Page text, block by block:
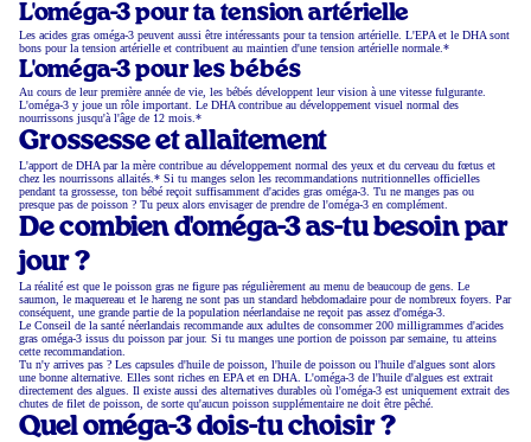
L'oméga-3 pour ta tension artérielle
Les acides gras oméga-3 peuvent aussi être intéressants pour ta tension artérielle. L'EPA et le DHA sont
bons pour la tension artérielle et contribuent au maintien d'une tension artérielle normale.*
L'oméga-3 pour les bébés
Au cours de leur première année de vie, les bébés développent leur vision à une vitesse fulgurante.
L'oméga-3 y joue un rôle important. Le DHA contribue au développement visuel normal des
nourrissons jusqu'à l'âge de 12 mois.*
Grossesse et allaitement
L'apport de DHA par la mère contribue au développement normal des yeux et du cerveau du fœtus et
chez les nourrissons allaités.* Si tu manges selon les recommandations nutritionnelles officielles
pendant ta grossesse, ton bébé reçoit suffisamment d'acides gras oméga-3. Tu ne manges pas ou
presque pas de poisson ? Tu peux alors envisager de prendre de l'oméga-3 en complément.
De combien d'oméga-3 as-tu besoin par
jour ?
La réalité est que le poisson gras ne figure pas régulièrement au menu de beaucoup de gens. Le
saumon, le maquereau et le hareng ne sont pas un standard hebdomadaire pour de nombreux foyers. Par
conséquent, une grande partie de la population néerlandaise ne reçoit pas assez d'oméga-3.
Le Conseil de la santé néerlandais recommande aux adultes de consommer 200 milligrammes d'acides
gras oméga-3 issus du poisson par jour. Si tu manges une portion de poisson par semaine, tu atteins
cette recommandation.
Tu n'y arrives pas ? Les capsules d'huile de poisson, l'huile de poisson ou l'huile d'algues sont alors
une bonne alternative. Elles sont riches en EPA et en DHA. L'oméga-3 de l'huile d'algues est extrait
directement des algues. Il existe aussi des alternatives durables où l'oméga-3 est uniquement extrait des
chutes de filet de poisson, de sorte qu'aucun poisson supplémentaire ne doit être pêché.
Quel oméga-3 dois-tu choisir ?